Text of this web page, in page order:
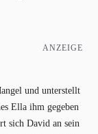
ANZEIGE
und unterstellt
Ella ihm gegeben
sich David an sein